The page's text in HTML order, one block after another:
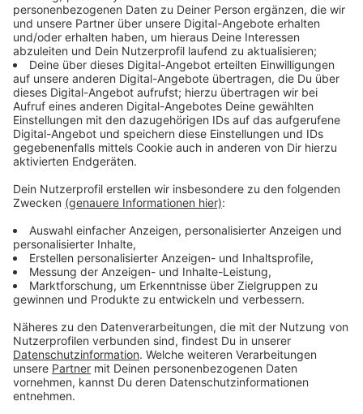
Der Sound für die goldene
Jahreszeit:
Melancholische Klänge
und warme Melodien.
Für den Herbstblues in
dir!
Gerade läuft:Liebe auf
Distanz
- Revolverheld
Aktionen